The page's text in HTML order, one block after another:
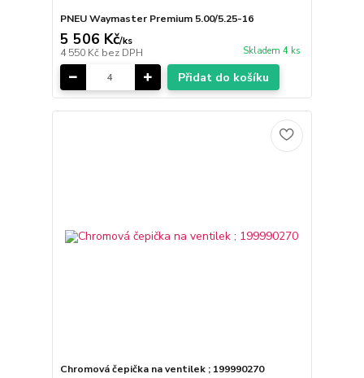
PNEU Waymaster Premium 5.00/5.25-16
5 506 Kč/ks
4 550 Kč bez DPH Skladem 4 ks
Přidat do košíku
Chromová čepička na ventilek ; 199990270